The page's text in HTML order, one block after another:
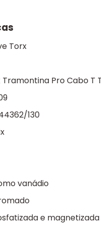
Torx
Pro Cabo T
130
vanádio
e magnetizada